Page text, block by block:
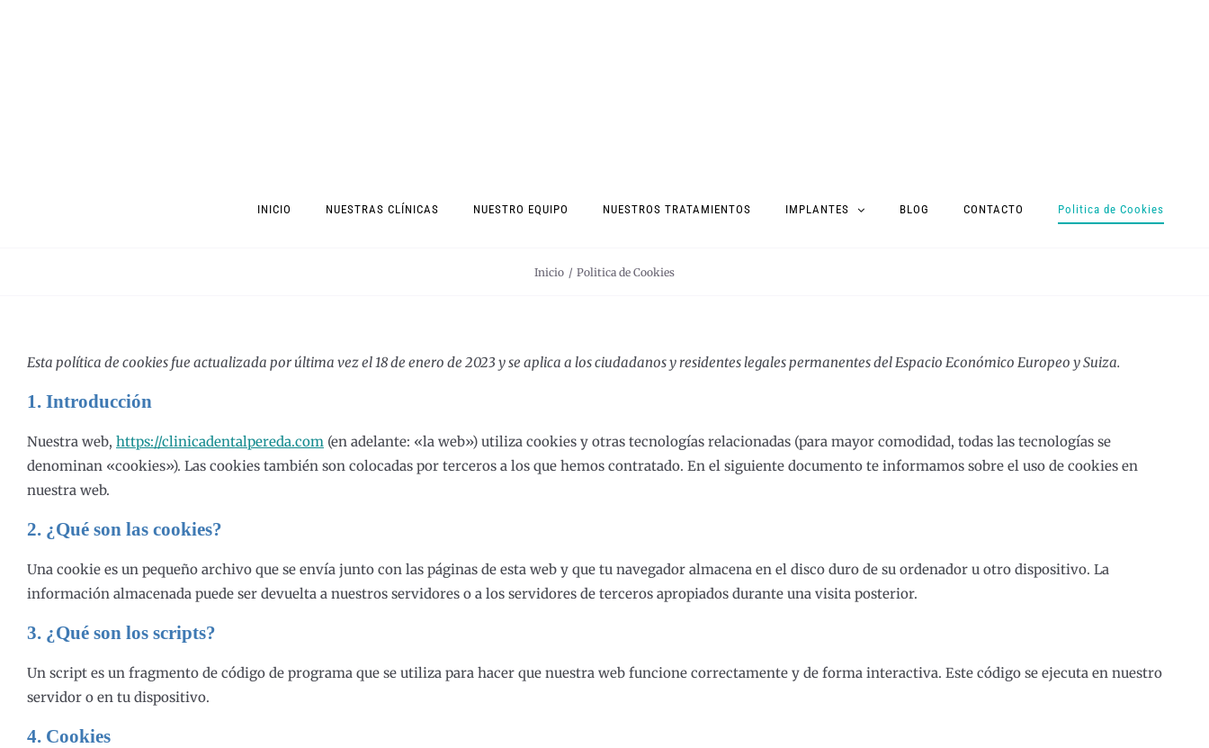
INICIO NUESTRAS CLÍNICAS NUESTRO EQUIPO NUESTROS TRATAMIENTOS IMPLANTES BLOG CONTACTO Politica de Cookies
Inicio Politica de Cookies
Esta política de cookies fue actualizada por última vez el 18 de enero de 2023 y se aplica a los ciudadanos y residentes legales permanentes del Espacio Económico Europeo y Suiza.
1. Introducción
Nuestra web, https://clinicadentalpereda.com (en adelante: «la web») utiliza cookies y otras tecnologías relacionadas (para mayor comodidad, todas las tecnologías se
denominan «cookies»). Las cookies también son colocadas por terceros a los que hemos contratado. En el siguiente documento te informamos sobre el uso de cookies en
nuestra web.
2. ¿Qué son las cookies?
Una cookie es un pequeño archivo que se envía junto con las páginas de esta web y que tu navegador almacena en el disco duro de su ordenador u otro dispositivo. La
información almacenada puede ser devuelta a nuestros servidores o a los servidores de terceros apropiados durante una visita posterior.
3. ¿Qué son los scripts?
Un script es un fragmento de código de programa que se utiliza para hacer que nuestra web funcione correctamente y de forma interactiva. Este código se ejecuta en nuestro
servidor o en tu dispositivo.
4. Cookies